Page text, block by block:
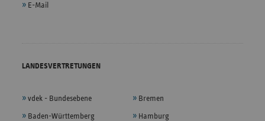
E-Mail
LANDESVERTRETUNGEN
vdek - Bundesebene
Baden-Württemberg
Bremen
Hamburg